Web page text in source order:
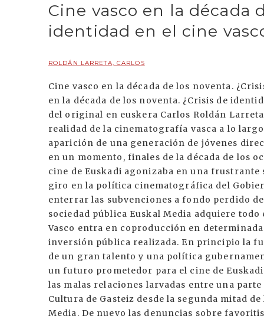
Cine vasco en la década
identidad en el cine
ROLDÁN LARRETA, CARLOS
Cine vasco en la década de los noventa.
en la década de los noventa. ¿Crisis de
del original en euskera Carlos Roldán
realidad de la cinematografía vasca a lo
aparición de una generación de jóvenes
en un momento, finales de la década de los
cine de Euskadi agonizaba en una
giro en la política cinematográfica del
enterrar las subvenciones a fondo perdido
sociedad pública Euskal Media adquiere
Vasco entra en coproducción en
inversión pública realizada. En principio la
de un gran talento y una política
un futuro prometedor para el cine de
las malas relaciones larvadas entre una
Cultura de Gasteiz desde la segunda mitad
Media. De nuevo las denuncias sobre